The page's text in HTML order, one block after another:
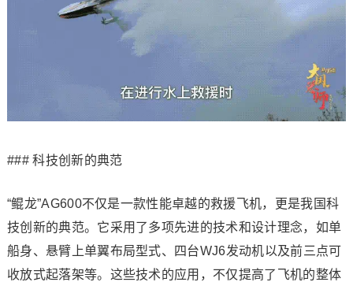
### 科技创新的典范
“鲲龙”AG600不仅是一款性能卓越的救援飞机，更是我国科
技创新的典范。它采用了多项先进的技术和设计理念，如单
船身、悬臂上单翼布局型式、四台WJ6发动机以及前三点可
收放式起落架等。这些技术的应用，不仅提高了飞机的整体